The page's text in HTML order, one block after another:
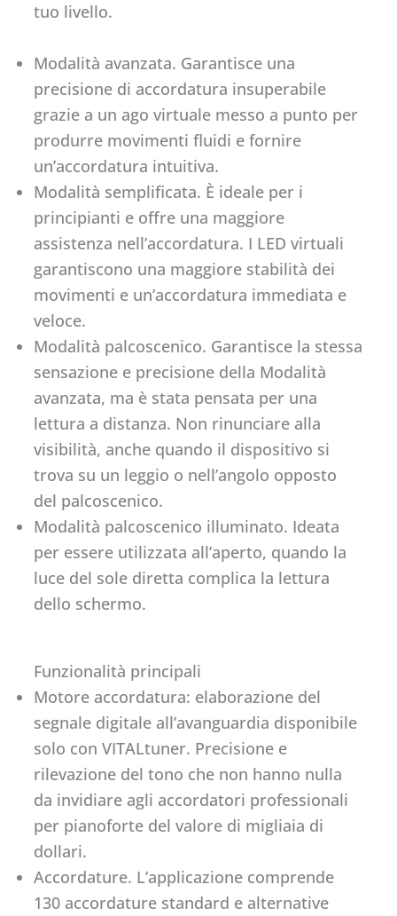
tuo livello.
Modalità avanzata. Garantisce una
precisione di accordatura insuperabile
grazie a un ago virtuale messo a punto per
produrre movimenti fluidi e fornire
un’accordatura intuitiva.
Modalità semplificata. È ideale per i
principianti e offre una maggiore
assistenza nell’accordatura. I LED virtuali
garantiscono una maggiore stabilità dei
movimenti e un’accordatura immediata e
veloce.
Modalità palcoscenico. Garantisce la stessa
sensazione e precisione della Modalità
avanzata, ma è stata pensata per una
lettura a distanza. Non rinunciare alla
visibilità, anche quando il dispositivo si
trova su un leggio o nell’angolo opposto
del palcoscenico.
Modalità palcoscenico illuminato. Ideata
per essere utilizzata all’aperto, quando la
luce del sole diretta complica la lettura
dello schermo.
Funzionalità principali
Motore accordatura: elaborazione del
segnale digitale all’avanguardia disponibile
solo con VITALtuner. Precisione e
rilevazione del tono che non hanno nulla
da invidiare agli accordatori professionali
per pianoforte del valore di migliaia di
dollari.
Accordature. L’applicazione comprende
130 accordature standard e alternative